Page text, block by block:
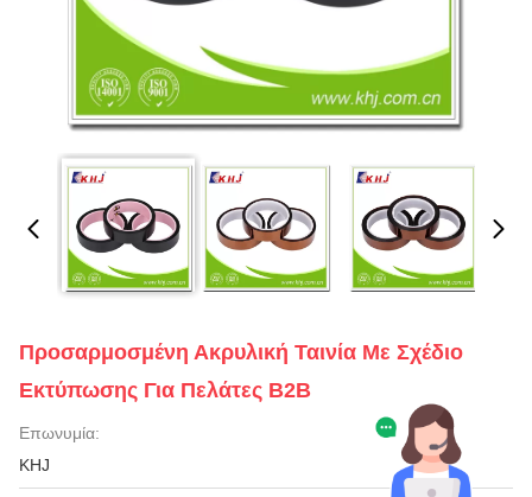
Προσαρμοσμένη Ακρυλική Ταινία Με Σχέδιο
Εκτύπωσης Για Πελάτες B2B
Επωνυμία:
KHJ